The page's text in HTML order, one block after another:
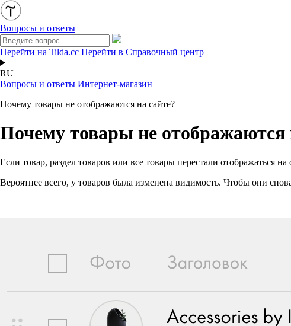
Вопросы и ответы
Перейти на Tilda.cc Перейти в Справочный центр
RU
Вопросы и ответы Интернет-магазин
Почему товары не отображаются на сайте?
Почему товары не отображаются
Если товар, раздел товаров или все товары перестали отображаться
Вероятнее всего, у товаров была изменена видимость. Чтобы они